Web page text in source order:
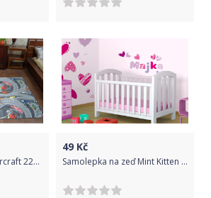
Koberec Ourbaby Aircraft 22888-0 100x150 cm šedá
49 Kč
Samolepka na zeď Mint Kitten Lucinka 16098-0,